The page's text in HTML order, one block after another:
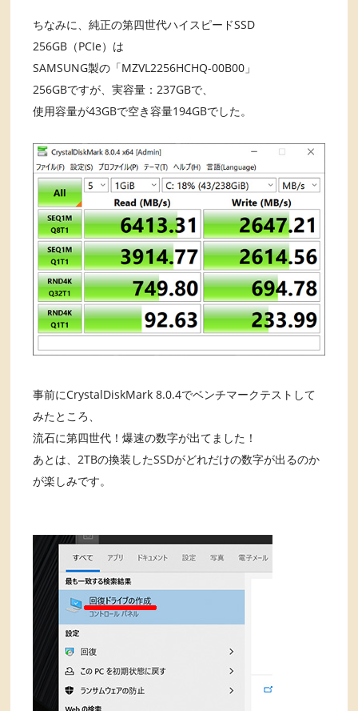
ちなみに、純正の第四世代ハイスピードSSD
256GB（PCIe）は
SAMSUNG製の「MZVL2256HCHQ-00B00」
256GBですが、実容量：237GBで、
使用容量が43GBで空き容量194GBでした。
事前にCrystalDiskMark 8.0.4でベンチマークテストして
みたところ、
流石に第四世代！爆速の数字が出てました！
あとは、2TBの換装したSSDがどれだけの数字が出るのか
が楽しみです。